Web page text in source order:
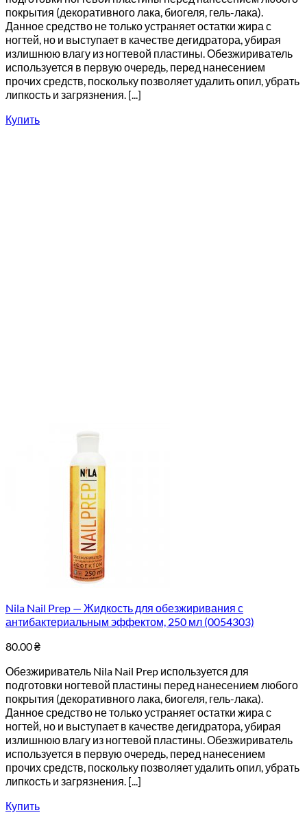
покрытия (декоративного лака, биогеля, гель-лака).
Данное средство не только устраняет остатки жира с
ногтей, но и выступает в качестве дегидратора, убирая
излишнюю влагу из ногтевой пластины. Обезжириватель
используется в первую очередь, перед нанесением
прочих средств, поскольку позволяет удалить опил, убрать
липкость и загрязнения. [...]
Купить
Nila Nail Prep — Жидкость для обезжиривания с
антибактериальным эффектом, 250 мл (0054303)
80.00₴
Обезжириватель Nila Nail Prep используется для
подготовки ногтевой пластины перед нанесением любого
покрытия (декоративного лака, биогеля, гель-лака).
Данное средство не только устраняет остатки жира с
ногтей, но и выступает в качестве дегидратора, убирая
излишнюю влагу из ногтевой пластины. Обезжириватель
используется в первую очередь, перед нанесением
прочих средств, поскольку позволяет удалить опил, убрать
липкость и загрязнения. [...]
Купить